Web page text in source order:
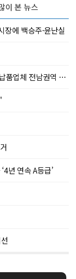
에 백승주·윤난실
체 전남권역 확대
년 연속 A등급’
이 본 뉴스